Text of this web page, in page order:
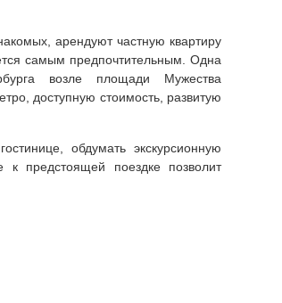
арендуют частную квартиру
самым предпочтительным. Одна
возле площади Мужества
доступную стоимость, развитую
обдумать экскурсионную
к предстоящей поездке позволит